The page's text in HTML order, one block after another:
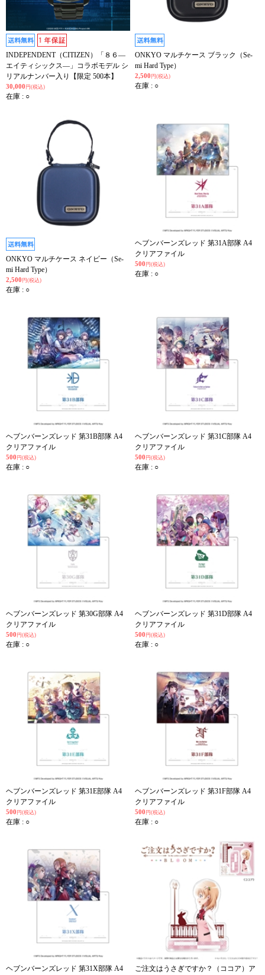
INDEPENDENT（CITIZEN）「８６―
エイティシックス―」コラボモデル シ
リアルナンバー入り【限定 500本】
30,000 円(税込)
在庫 : ○
ONKYO マルチケース ブラック（Se-
mi Hard Type）
2,500 円(税込)
在庫 : ○
ONKYO マルチケース ネイビー（Se-
mi Hard Type）
2,500 円(税込)
在庫 : ○
ヘブンバーンズレッド 第31A部隊 A4
クリアファイル
500 円(税込)
在庫 : ○
ヘブンバーンズレッド 第31B部隊 A4
クリアファイル
500 円(税込)
在庫 : ○
ヘブンバーンズレッド 第31C部隊 A4
クリアファイル
500 円(税込)
在庫 : ○
ヘブンバーンズレッド 第30G部隊 A4
クリアファイル
500 円(税込)
在庫 : ○
ヘブンバーンズレッド 第31D部隊 A4
クリアファイル
500 円(税込)
在庫 : ○
ヘブンバーンズレッド 第31E部隊 A4
クリアファイル
500 円(税込)
在庫 : ○
ヘブンバーンズレッド 第31F部隊 A4
クリアファイル
500 円(税込)
在庫 : ○
ヘブンバーンズレッド 第31X部隊 A4
ご注文はうさぎですか？（ココア）ア